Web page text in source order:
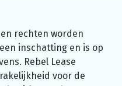
rechten worden
inschatting en is op
Rebel Lease
voor de